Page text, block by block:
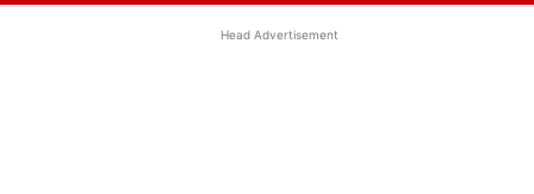
Head Advertisement